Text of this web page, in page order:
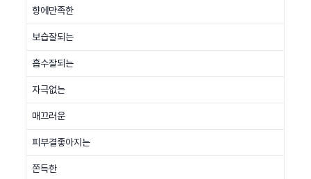
향에만족한
보습잘되는
흡수잘되는
자극없는
매끄러운
피부결좋아지는
쫀득한